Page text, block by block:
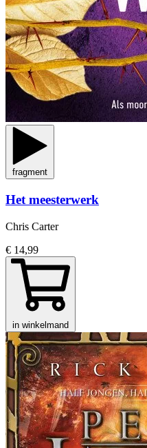
fragment
Het meesterwerk
Chris Carter
€ 14,99
in winkelmand